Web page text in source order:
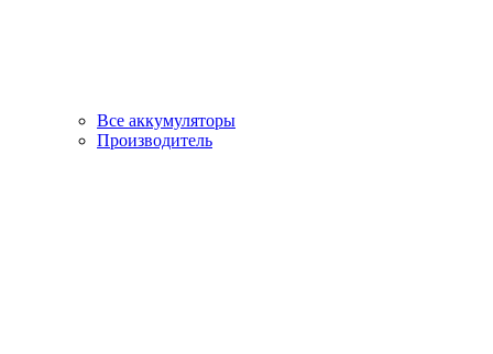
Все аккумуляторы
Производитель